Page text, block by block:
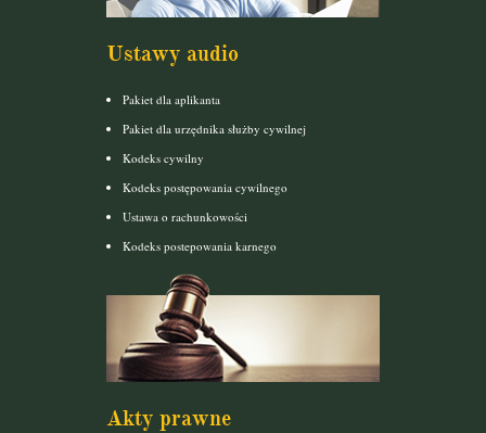
Ustawy audio
Pakiet dla aplikanta
Pakiet dla urzędnika służby cywilnej
Kodeks cywilny
Kodeks postępowania cywilnego
Ustawa o rachunkowości
Kodeks postepowania karnego
Akty prawne